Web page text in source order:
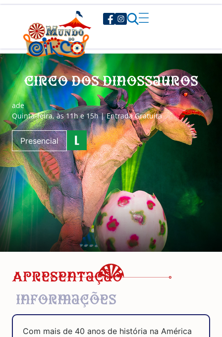
Circo dos Dinossauros
ade
Quinta-feira, às 11h e 15h | Entrada Gratuita
Presencial
Apresentação
Informações
Com mais de 40 anos de história na América